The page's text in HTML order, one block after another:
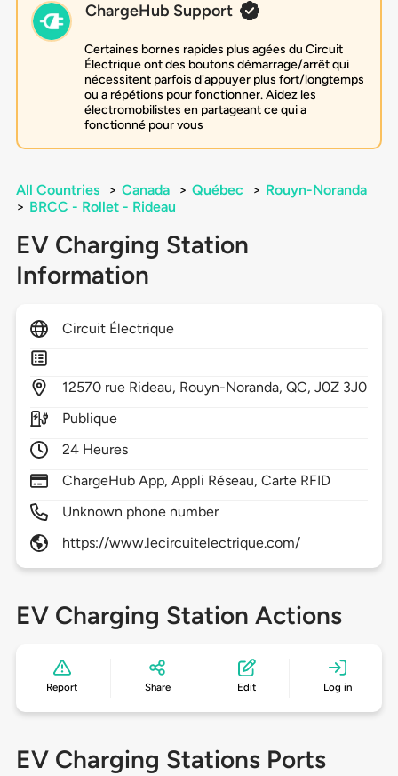
ChargeHub Support
Certaines bornes rapides plus agées du Circuit
Électrique ont des boutons démarrage/arrêt qui
nécessitent parfois d'appuyer plus fort/longtemps
ou a répétions pour fonctionner. Aidez les
électromobilistes en partageant ce qui a
fonctionné pour vous
All Countries > Canada > Québec > Rouyn-Noranda
> BRCC - Rollet - Rideau
EV Charging Station
Information
Circuit Électrique
12570 rue Rideau, Rouyn-Noranda,QC,J0Z 3J0
Publique
24 Heures
ChargeHub App, Appli Réseau, Carte RFID
Unknown phone number
https://www.lecircuitelectrique.com/
EV Charging Station Actions
Report Share Edit Log in
EV Charging Stations Ports